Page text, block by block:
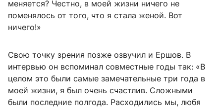
меняется? Честно, в моей жизни ничего не
поменялось от того, что я стала женой. Вот
ничего!»
Свою точку зрения позже озвучил и Ершов. В
интервью он вспоминал совместные годы так: «В
целом это были самые замечательные три года в
моей жизни, я был очень счастлив. Сложными
были последние полгода. Расходились мы, любя